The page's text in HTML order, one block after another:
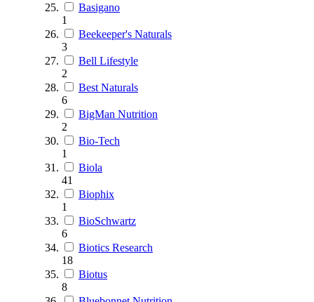
Basigano
1
Beekeeper's Naturals
3
Bell Lifestyle
2
Best Naturals
6
BigMan Nutrition
2
Bio-Tech
1
Biola
41
Biophix
1
BioSchwartz
6
Biotics Research
18
Biotus
8